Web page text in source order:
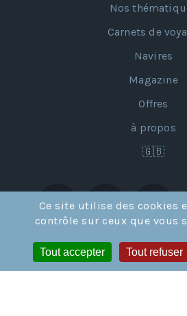
Ce site utilise des cookies
contrôle sur ceux que vous
Tout accepter Tout refuser
Nos
Carnets de
Navires
Magazine
Offres
à propos
🇬🇧